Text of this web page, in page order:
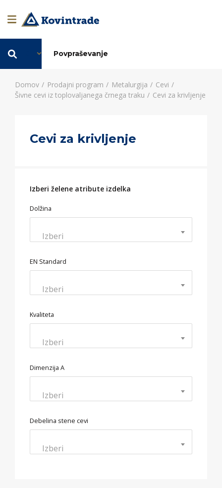
Povpraševanje
Domov Prodajni program Metalurgija
Cevi
Šivne cevi iz toplovaljanega črnega traku
Cevi za krivljenje
Cevi za krivljenje
Izberi želene atribute izdelka
Dolžina
Izberi
EN Standard
Izberi
Kvaliteta
Izberi
Dimenzija A
Izberi
Debelina stene cevi
Izberi